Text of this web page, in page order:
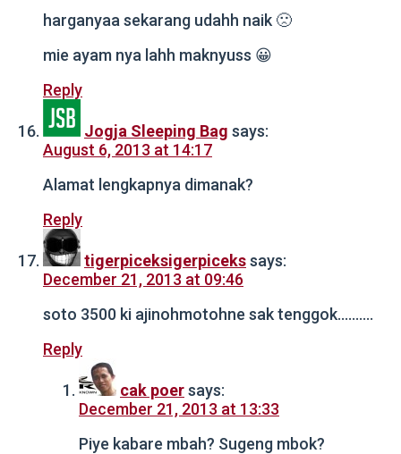
harganyaa sekarang udahh naik 🙁
mie ayam nya lahh maknyuss 😀
Reply
Jogja Sleeping Bag says:
August 6, 2013 at 14:17
Alamat lengkapnya dimanak?
Reply
tigerpiceksigerpicekssays:
December 21, 2013 at 09:46
soto 3500 ki ajinohmotohne sak tenggok……….
Reply
cak poersays:
December 21, 2013 at 13:33
Piye kabare mbah? Sugeng mbok?